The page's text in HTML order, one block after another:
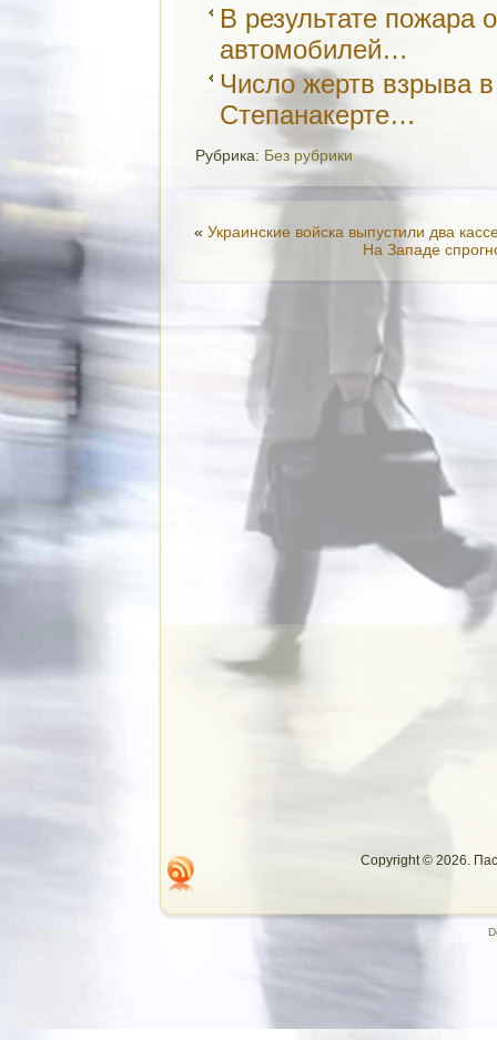
В результате пожара
автомобилей…
Число жертв взрыва
Степанакерте…
Рубрика: Без рубрики
« Украинские войска выпустили два
На Западе
Copyright © 2026.